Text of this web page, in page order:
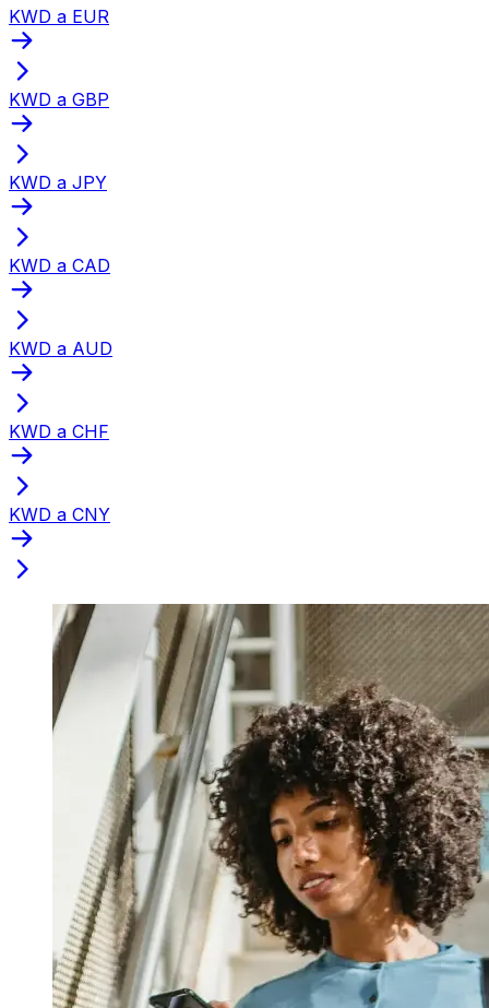
KWD a EUR
KWD a GBP
KWD a JPY
KWD a CAD
KWD a AUD
KWD a CHF
KWD a CNY